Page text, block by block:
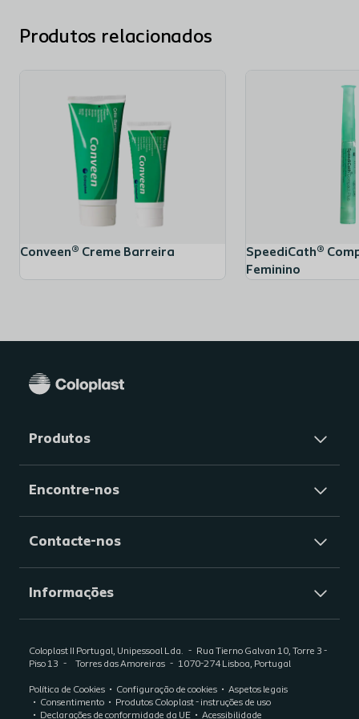
uretra feminina, algumas mulheres podem preferir
Produtos relacionados
Conveen® Creme Barreira
SpeediCath®
Feminino
Produtos
Encontre-nos
Contacte-nos
Informações
Coloplast II Portugal, Unipessoal Lda.
Rua Tierno Galvan 10, Torre 3 -
Piso 13
Torres das Amoreiras 1070-274 Lisboa, Portugal
Política de Cookies Configuração de cookies
Aspetos legais
Consentimento
Produtos Coloplast - instruções de uso
Declarações de conformidade da UE
Acessibilidade